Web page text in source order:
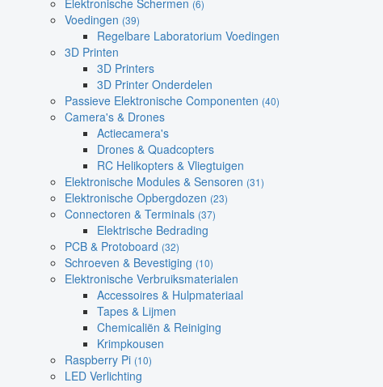
(6)
Voedingen (39)
Regelbare Laboratorium Voedingen
3D Printen
3D Printers
3D Printer Onderdelen
Passieve Elektronische Componenten (40)
Camera's & Drones
Actiecamera's
Drones & Quadcopters
RC Helikopters & Vliegtuigen
Elektronische Modules & Sensoren (31)
Elektronische Opbergdozen (23)
Connectoren & Terminals (37)
Elektrische Bedrading
PCB & Protoboard (32)
Schroeven & Bevestiging (10)
Elektronische Verbruiksmaterialen
Accessoires & Hulpmateriaal
Tapes & Lijmen
Chemicaliën & Reiniging
Krimpkousen
Raspberry Pi (10)
LED Verlichting